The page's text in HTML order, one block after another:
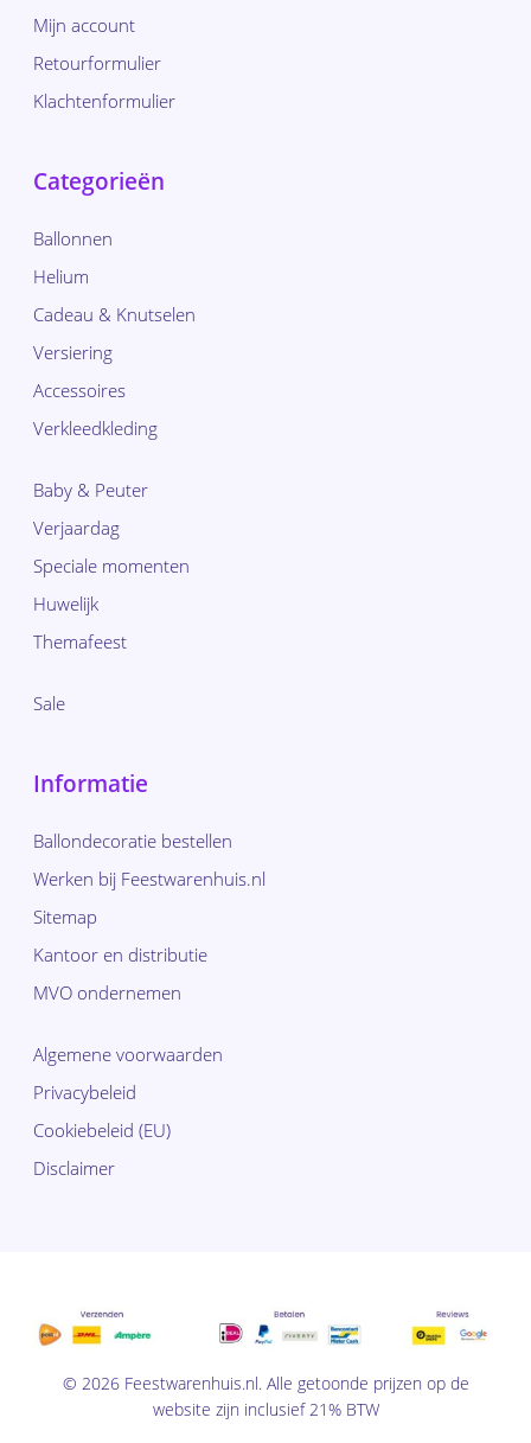
Subtotaal: € 0,00
Bekijk
winkelwagen Afrekenen
Mijn account
Retourformulier
Klachtenformulier
Categorieën
Ballonnen
Helium
Cadeau & Knutselen
Versiering
Accessoires
Verkleedkleding
Baby & Peuter
Verjaardag
Speciale momenten
Huwelijk
Themafeest
Sale
Informatie
Ballondecoratie bestellen
Werken bij Feestwarenhuis.nl
Sitemap
Kantoor en distributie
MVO ondernemen
Algemene voorwaarden
Privacybeleid
Cookiebeleid (EU)
Disclaimer
© 2026 Feestwarenhuis.nl. Alle getoonde prijzen op de
website zijn inclusief 21% BTW